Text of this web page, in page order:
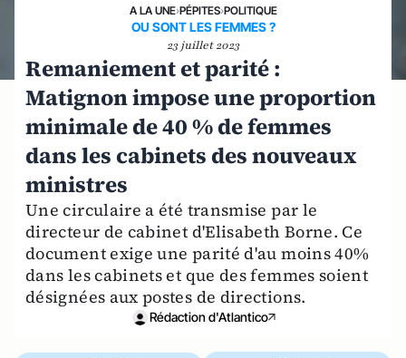
A LA UNE›PÉPITES›POLITIQUE
OU SONT LES FEMMES ?
23 juillet 2023
Remaniement et parité :
Matignon impose une proportion
minimale de 40 % de femmes
dans les cabinets des nouveaux
ministres
Une circulaire a été transmise par le
directeur de cabinet d'Elisabeth Borne. Ce
document exige une parité d'au moins 40%
dans les cabinets et que des femmes soient
désignées aux postes de directions.
Rédaction d'Atlantico